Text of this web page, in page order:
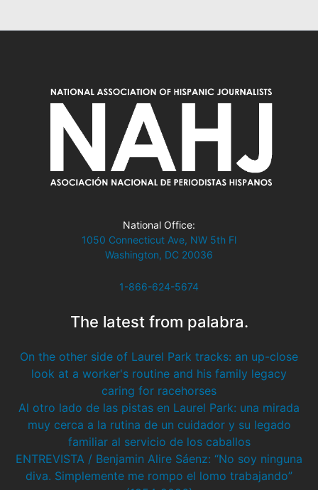
National Office:
1050 Connecticut Ave, NW 5th Fl
Washington, DC 20036
1-866-624-5674
The latest from palabra.
On the other side of Laurel Park tracks: an up-close
look at a worker's routine and his family legacy
caring for racehorses
Al otro lado de las pistas en Laurel Park: una mirada
muy cerca a la rutina de un cuidador y su legado
familiar al servicio de los caballos
ENTREVISTA / Benjamin Alire Sáenz: “No soy ninguna
diva. Simplemente me rompo el lomo trabajando”